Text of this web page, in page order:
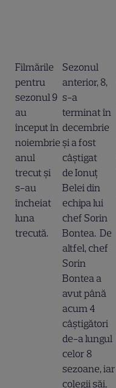
Filmările
pentru
sezonul 9
au
început în
noiembrie
anul
trecut și
s-au
încheiat
luna
trecută.
Sezonul
anterior, 8,
s-a
terminat în
decembrie
și a fost
câștigat
de Ionuț
Belei din
echipa lui
chef Sorin
Bontea. De
altfel, chef
Sorin
Bontea a
avut până
acum 4
câștigători
de-a lungul
celor 8
sezoane, iar
colegii săi,